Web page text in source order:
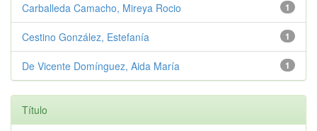
1
Carballeda Camacho, Mireya Rocio
1
Cestino González, Estefanía
1
De Vicente Domínguez, Aida María
Título